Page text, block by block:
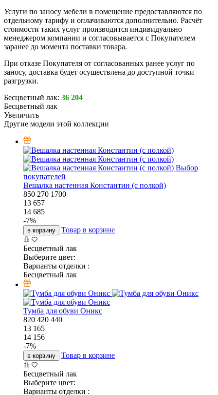
Услуги по заносу мебели в помещение предоставляются по
отдельному тарифу и оплачиваются дополнительно. Расчёт
стоимости таких услуг производится индивидуально
менеджером компании и согласовывается с Покупателем
заранее до момента поставки товара.
При отказе Покупателя от согласованных ранее услуг по
заносу, доставка будет осуществлена до доступной точки
разгрузки.
Бесцветный лак: 36 204
Бесцветный лак
Увеличить
Другие модели этой коллекции
Выбор
покупателей
Вешалка настенная Константин (с полкой)
850 270 1700
13 657
14 685
-7%
в корзину Товар в корзине
Бесцветный лак
Выберите цвет:
Варианты отделки :
Бесцветный лак
Тумба для обуви Оникс
820 420 440
13 165
14 156
-7%
в корзину Товар в корзине
Бесцветный лак
Выберите цвет:
Варианты отделки :